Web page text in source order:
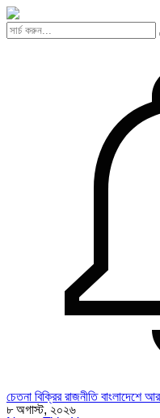
চেতনা বিক্রির রাজনীতি বাংলাদেশে আর
৮ অগাস্ট, ২০২৬